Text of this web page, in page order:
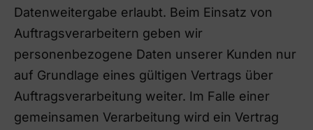
Datenweitergabe erlaubt. Beim Einsatz von
Auftragsverarbeitern geben wir
personenbezogene Daten unserer Kunden nur
auf Grundlage eines gültigen Vertrags über
Auftragsverarbeitung weiter. Im Falle einer
gemeinsamen Verarbeitung wird ein Vertrag